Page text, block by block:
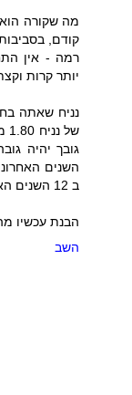
מה שקורה
רמה - אין
יותר קרות
השנים
ב 12 השנים האלה.
הבנת עכשיו
השב